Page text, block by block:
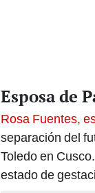
Esposa de
Rosa Fuentes,
separación del
Toledo en
estado de